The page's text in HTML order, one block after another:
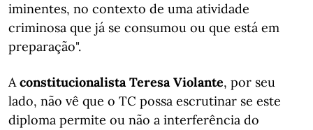
iminentes, no contexto de uma atividade
criminosa que já se consumou ou que está em
preparação".
Aconstitucionalista Teresa Violante, por seu
lado, não vê que o TC possa escrutinar se este
diploma permite ou não a interferência do